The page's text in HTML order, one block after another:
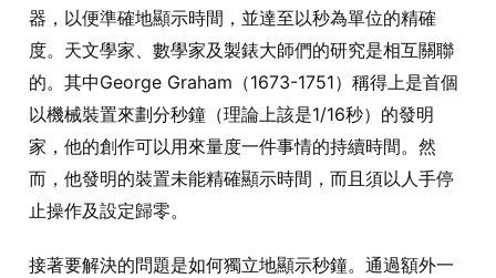
器，以便準確地顯示時間，並達至以秒為單位的精確
度。天文學家、數學家及製錶大師們的研究是相互關聯
的。其中George Graham（1673-1751）稱得上是首個
以機械裝置來劃分秒鐘（理論上該是1/16秒）的發明
家，他的創作可以用來量度一件事情的持續時間。然
而，他發明的裝置未能精確顯示時間，而且須以人手停
止操作及設定歸零。
接著要解決的問題是如何獨立地顯示秒鐘。通過額外一